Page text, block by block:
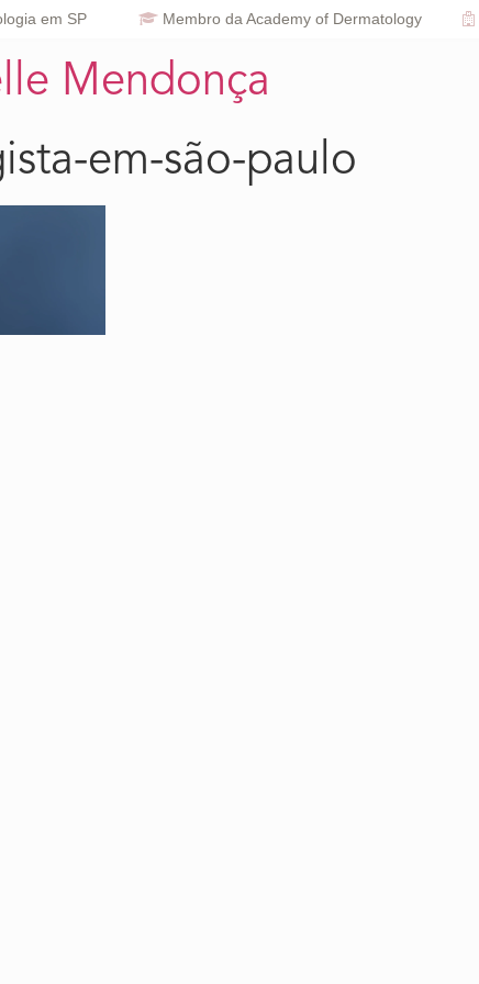
Mendonça
em-são-paulo
Membro da Academy of Dermatology
em SP